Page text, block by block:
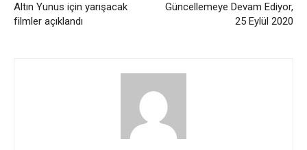
Altın Yunus için yarışacak
filmler açıklandı
Güncellemeye Devam Ediyor,
25 Eylül 2020